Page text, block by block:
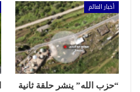
أخبار العالم
“حزب الله” ينشر حلقة ثانية